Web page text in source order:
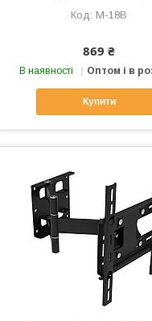
M-18B
869 ₴
В наявності Оптом і в
Купити